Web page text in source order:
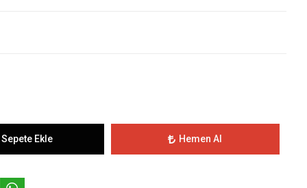
Sepete Ekle Hemen Al